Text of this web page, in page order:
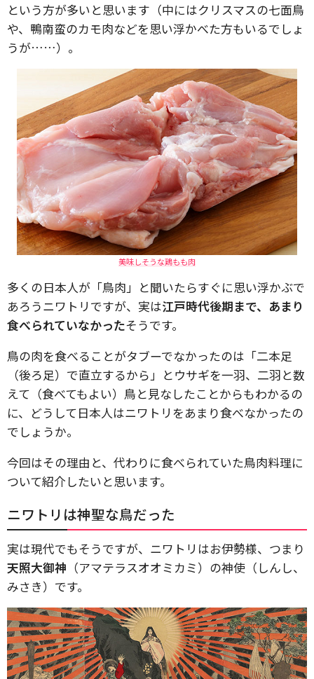
という方が多いと思います（中にはクリスマスの七面鳥
や、鴨南蛮のカモ肉などを思い浮かべた方もいるでしょ
うが……）。
美味しそうな鶏もも肉
多くの日本人が「鳥肉」と聞いたらすぐに思い浮かぶで
あろうニワトリですが、実は江戸時代後期まで、あまり
食べられていなかったそうです。
鳥の肉を食べることがタブーでなかったのは「二本足
（後ろ足）で直立するから」とウサギを一羽、二羽と数
えて（食べてもよい）鳥と見なしたことからもわかるの
に、どうして日本人はニワトリをあまり食べなかったの
でしょうか。
今回はその理由と、代わりに食べられていた鳥肉料理に
ついて紹介したいと思います。
ニワトリは神聖な鳥だった
実は現代でもそうですが、ニワトリはお伊勢様、つまり
天照大御神 （アマテラスオオミカミ）の神使（しんし、
みさき）です。